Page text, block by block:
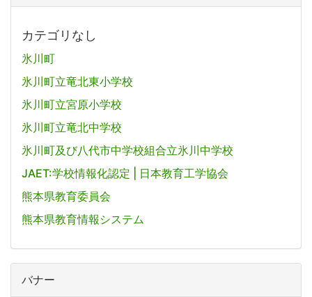
カテゴリなし
氷川町
氷川町立竜北東小学校
氷川町立宮原小学校
氷川町立竜北中学校
氷川町及び八代市中学校組合立氷川中学校
JAET:学校情報化認定 | 日本教育工学協会
熊本県教育委員会
熊本県教育情報システム
バナー